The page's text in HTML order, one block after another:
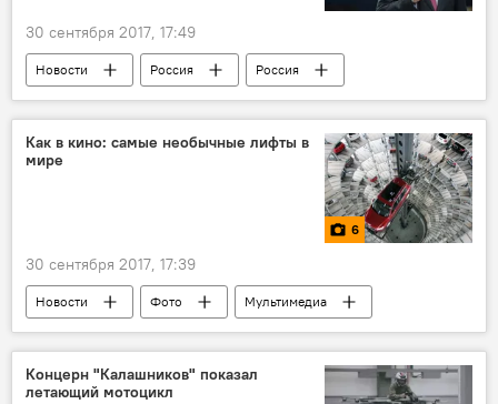
30 сентября 2017, 17:49
Новости Россия
Россия
Зюганов
Жириновский
опрос
лидер
Владимир Путин
Как в кино: самые необычные лифты в
мире
6
30 сентября 2017, 17:39
Новости Фото
Мультимедиа
транспорт
инновации лифт
Концерн "Калашников" показал
летающий мотоцикл